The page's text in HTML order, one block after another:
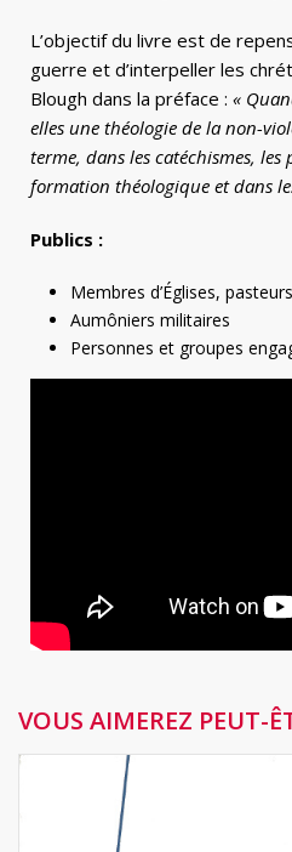
L’objectif du livre est de
guerre et d’interpeller les
Blough dans la préface : «
elles une théologie de la non-
terme, dans les catéchismes,
formation théologique et dans
Publics :
Membres d’Églises,
Aumôniers militaires
Personnes et groupes
VOUS AIMEREZ PEUT-